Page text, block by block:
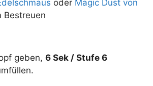
oder Magic Dust von
Bestreuen
geben, 6 Sek / Stufe 6